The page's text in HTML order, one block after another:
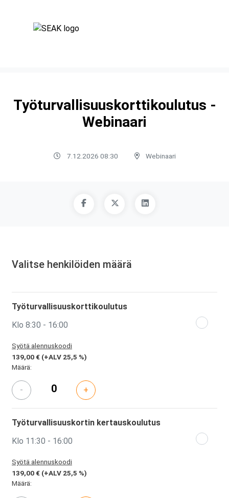
Työturvallisuuskorttikoulutus -
Webinaari
7.12.2026 08:30 Webinaari
Valitse henkilöiden määrä
Työturvallisuuskorttikoulutus
Klo 8:30 - 16:00
Syötä alennuskoodi
139,00 € (+ALV 25,5 %)
Määrä:
- +
Työturvallisuuskortin kertauskoulutus
Klo 11:30 - 16:00
Syötä alennuskoodi
139,00 € (+ALV 25,5 %)
Määrä: